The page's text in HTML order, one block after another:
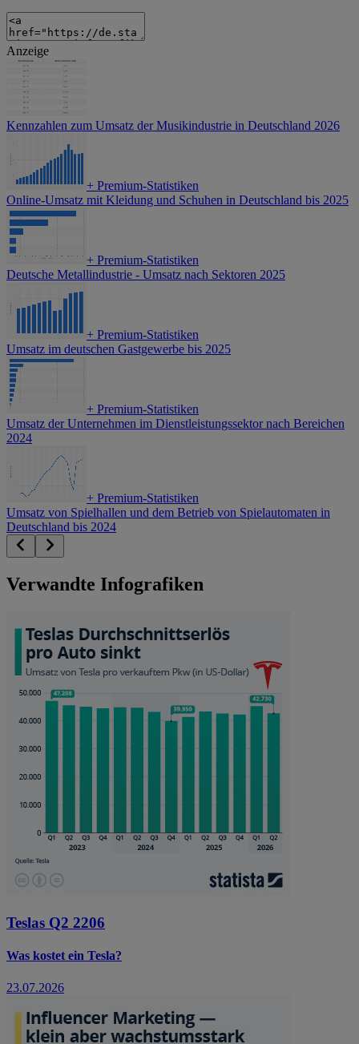
Anzeige
Kennzahlen zum Umsatz der Musikindustrie in Deutschland 2026
+ Premium-Statistiken
Online-Umsatz mit Kleidung und Schuhen in Deutschland bis 2025
+ Premium-Statistiken
Deutsche Metallindustrie - Umsatz nach Sektoren 2025
+ Premium-Statistiken
Umsatz im deutschen Gastgewerbe bis 2025
+ Premium-Statistiken
Umsatz der Unternehmen im Dienstleistungssektor nach Bereichen
2024
+ Premium-Statistiken
Umsatz von Spielhallen und dem Betrieb von Spielautomaten in
Deutschland bis 2024
Verwandte Infografiken
Teslas Q2 2206
Was kostet ein Tesla?
23.07.2026